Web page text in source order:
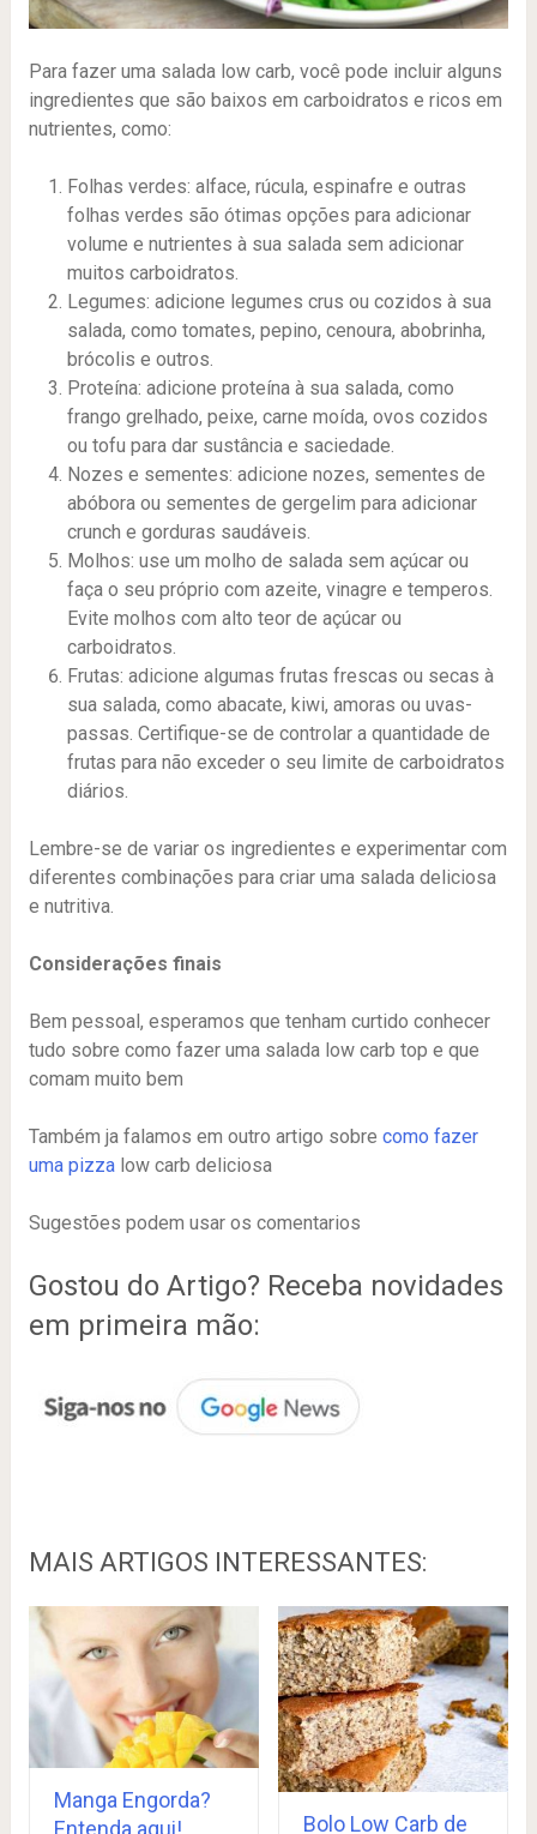
Para fazer uma salada low carb, você pode incluir alguns
ingredientes que são baixos em carboidratos e ricos em
nutrientes, como:
Folhas verdes: alface, rúcula, espinafre e outras
folhas verdes são ótimas opções para adicionar
volume e nutrientes à sua salada sem adicionar
muitos carboidratos.
Legumes: adicione legumes crus ou cozidos à sua
salada, como tomates, pepino, cenoura, abobrinha,
brócolis e outros.
Proteína: adicione proteína à sua salada, como
frango grelhado, peixe, carne moída, ovos cozidos
ou tofu para dar sustância e saciedade.
Nozes e sementes: adicione nozes, sementes de
abóbora ou sementes de gergelim para adicionar
crunch e gorduras saudáveis.
Molhos: use um molho de salada sem açúcar ou
faça o seu próprio com azeite, vinagre e temperos.
Evite molhos com alto teor de açúcar ou
carboidratos.
Frutas: adicione algumas frutas frescas ou secas à
sua salada, como abacate, kiwi, amoras ou uvas-
passas. Certifique-se de controlar a quantidade de
frutas para não exceder o seu limite de carboidratos
diários.
Lembre-se de variar os ingredientes e experimentar com
diferentes combinações para criar uma salada deliciosa
e nutritiva.
Considerações finais
Bem pessoal, esperamos que tenham curtido conhecer
tudo sobre como fazer uma salada low carb top e que
comam muito bem
Também ja falamos em outro artigo sobre como fazer
uma pizzalow carb deliciosa
Sugestões podem usar os comentarios
Gostou do Artigo? Receba novidades
em primeira mão:
MAIS ARTIGOS INTERESSANTES:
Manga Engorda?
Entenda aqui!
Bolo Low Carb de